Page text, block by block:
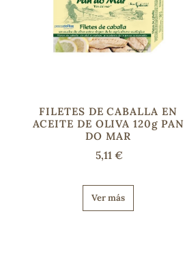
FILETES DE CABALLA EN
ACEITE DE OLIVA 120g PAN
DO MAR
5,11 €
Ver más